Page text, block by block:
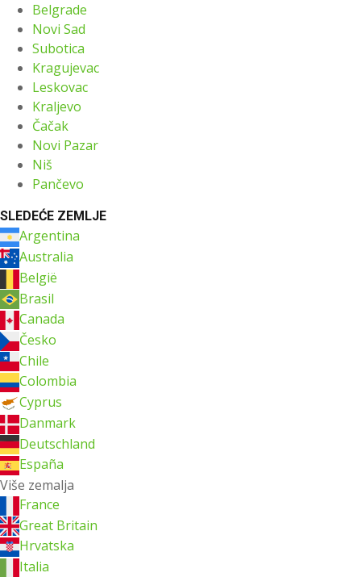
Belgrade
Novi Sad
Subotica
Kragujevac
Leskovac
Kraljevo
Čačak
Novi Pazar
Niš
Pančevo
SLEDEĆE ZEMLJE
Argentina
Australia
België
Brasil
Canada
Česko
Chile
Colombia
Cyprus
Danmark
Deutschland
España
Više zemalja
France
Great Britain
Hrvatska
Italia